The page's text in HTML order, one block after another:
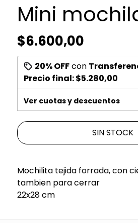
Mini
$6.600,00
20% OFFcon
Precio final:$5.280,00
Ver cuotas y descuentos
SIN STOCK
Mochilita tejida forrada, con
tambien para cerrar
22x28 cm